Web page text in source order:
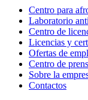
Centro para
Laboratorio
Centro de
Licencias y
Ofertas de
Centro de
Sobre la
Contactos